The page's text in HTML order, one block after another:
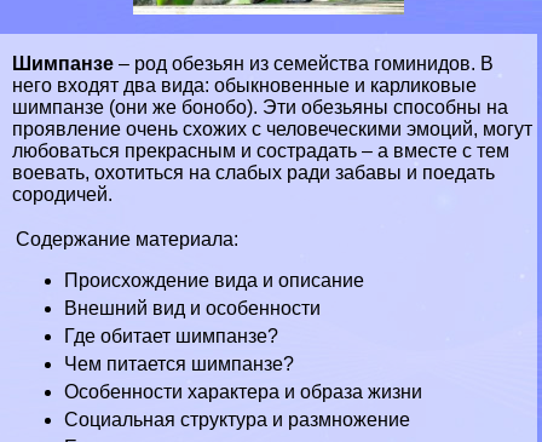
Шимпанзе – род обезьян из семейства гоминидов. В
него входят два вида: обыкновенные и карликовые
шимпанзе (они же бонобо). Эти обезьяны способны на
проявление очень схожих с человеческими эмоций, могут
любоваться прекрасным и сострадать – а вместе с тем
воевать, охотиться на слабых ради забавы и поедать
сородичей.
Содержание материала:
Происхождение вида и описание
Внешний вид и особенности
Где обитает шимпанзе?
Чем питается шимпанзе?
Особенности хаpaктера и образа жизни
Социальная структура и размножение